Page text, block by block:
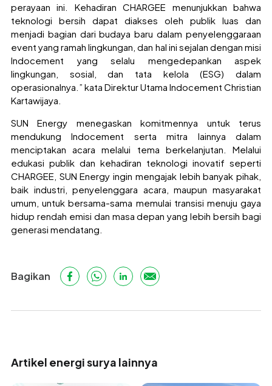
perayaan ini. Kehadiran CHARGEE menunjukkan bahwa
teknologi bersih dapat diakses oleh publik luas dan
menjadi bagian dari budaya baru dalam penyelenggaraan
event yang ramah lingkungan, dan hal ini sejalan dengan misi
Indocement yang selalu mengedepankan aspek
lingkungan, sosial, dan tata kelola (ESG) dalam
operasionalnya.” kata Direktur Utama Indocement Christian
Kartawijaya.
SUN Energy menegaskan komitmennya untuk terus
mendukung Indocement serta mitra lainnya dalam
menciptakan acara melalui tema berkelanjutan. Melalui
edukasi publik dan kehadiran teknologi inovatif seperti
CHARGEE, SUN Energy ingin mengajak lebih banyak pihak,
baik industri, penyelenggara acara, maupun masyarakat
umum, untuk bersama-sama memulai transisi menuju gaya
hidup rendah emisi dan masa depan yang lebih bersih bagi
generasi mendatang.
Bagikan
Artikel energi surya lainnya